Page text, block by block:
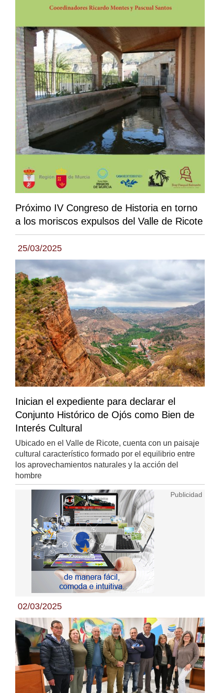
Próximo IV Congreso de Historia en torno
a los moriscos expulsos del Valle de Ricote
25/03/2025
Inician el expediente para declarar el
Conjunto Histórico de Ojós como Bien de
Interés Cultural
Ubicado en el Valle de Ricote, cuenta con un paisaje
cultural característico formado por el equilibrio entre
los aprovechamientos naturales y la acción del
hombre
02/03/2025